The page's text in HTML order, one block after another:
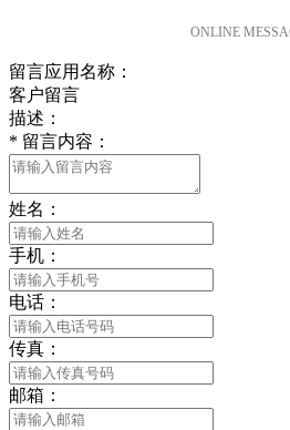
ONLINE
留言应用名称：
客户留言
描述：
* 留言内容：
姓名：
手机：
电话：
传真：
邮箱：